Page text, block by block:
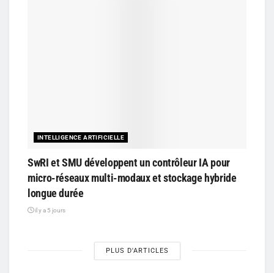
INTELLIGENCE ARTIFICIELLE
SwRI et SMU développent un contrôleur IA pour
micro-réseaux multi-modaux et stockage hybride
longue durée
il y a 5 jours
PLUS D'ARTICLES